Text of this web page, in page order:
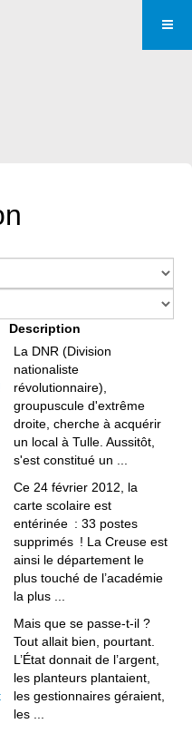
Description
La DNR (Division
nationaliste
révolutionnaire),
groupuscule d'extrême
droite, cherche à acquérir
un local à Tulle. Aussitôt,
s'est constitué un ...
Ce 24 février 2012, la
carte scolaire est
entérinée : 33 postes
supprimés ! La Creuse est
ainsi le département le
plus touché de l’académie
la plus ...
Mais que se passe-t-il ?
Tout allait bien, pourtant.
L’État donnait de l’argent,
les planteurs plantaient,
les gestionnaires géraient,
les ...